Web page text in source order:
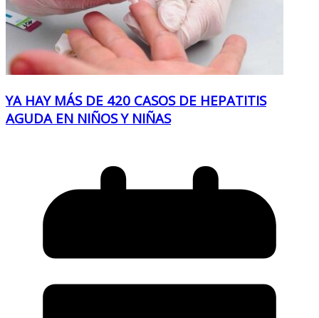
YA HAY MÁS DE 420 CASOS DE HEPATITIS
AGUDA EN NIÑOS Y NIÑAS